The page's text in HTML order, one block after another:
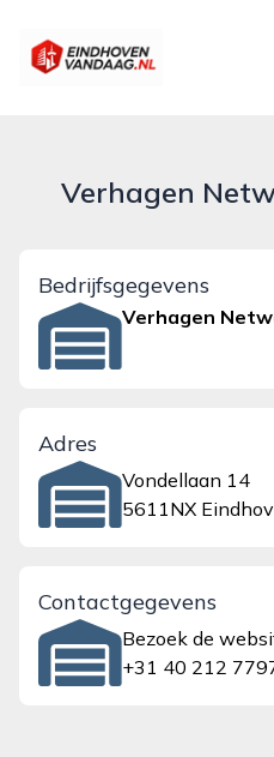
eindhovenvandaag.nl
Verhagen
Bedrijfsgegevens
Verhagen
Adres
Vondellaan 14
5611NX
Contactgegevens
Bezoek de
+31 40 212